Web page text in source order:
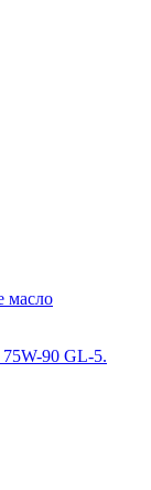
масло
90 GL-5.